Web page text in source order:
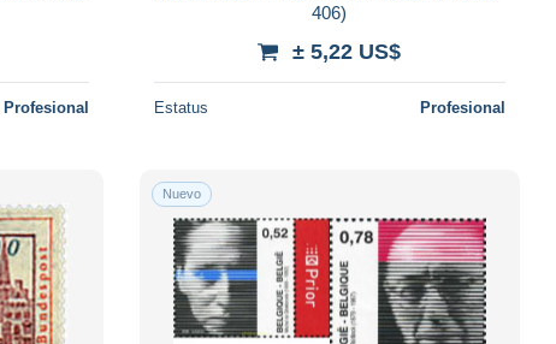
Profesional
406)
± 5,22 US$
Estatus Profesional
Nuevo